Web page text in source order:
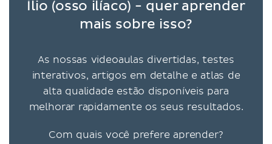
Ílio (osso ilíaco) - quer aprender
mais sobre isso?
As nossas videoaulas divertidas, testes
interativos, artigos em detalhe e atlas de
alta qualidade estão disponíveis para
melhorar rapidamente os seus resultados.
Com quais você prefere aprender?